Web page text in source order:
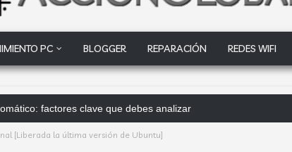
PC BLOGGER REPARACIÓN REDES WIFI
[Liberada la última versión de Ubuntu]